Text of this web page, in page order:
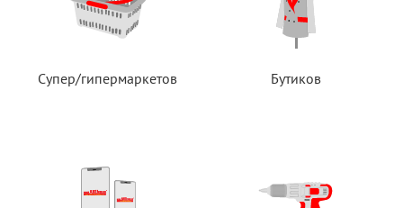
Супер/гипермаркетов Бутиков